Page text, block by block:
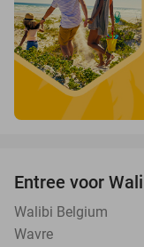
Entree voor
Walibi Belgium
Wavre